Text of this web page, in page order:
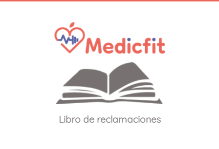
Libro de reclamaciones